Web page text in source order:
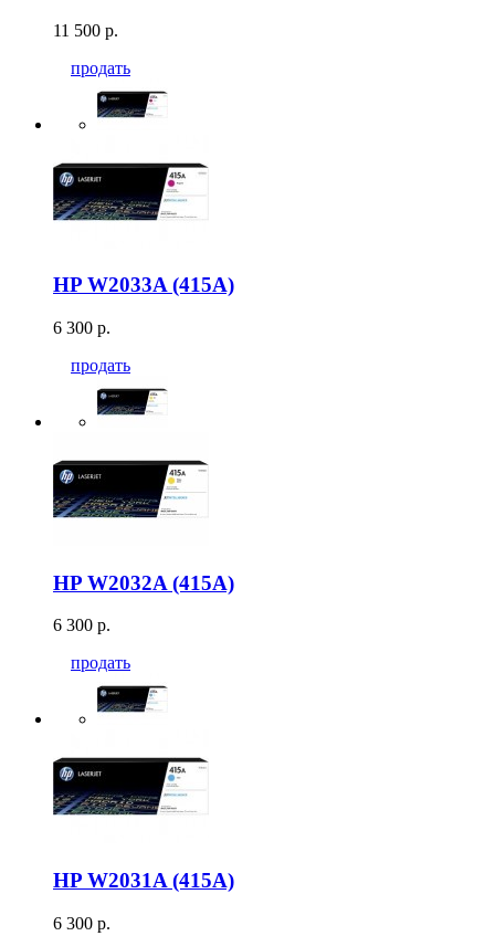
11 500 р.
продать
HP W2033A (415A)
6 300 р.
продать
HP W2032A (415A)
6 300 р.
продать
HP W2031A (415A)
6 300 р.